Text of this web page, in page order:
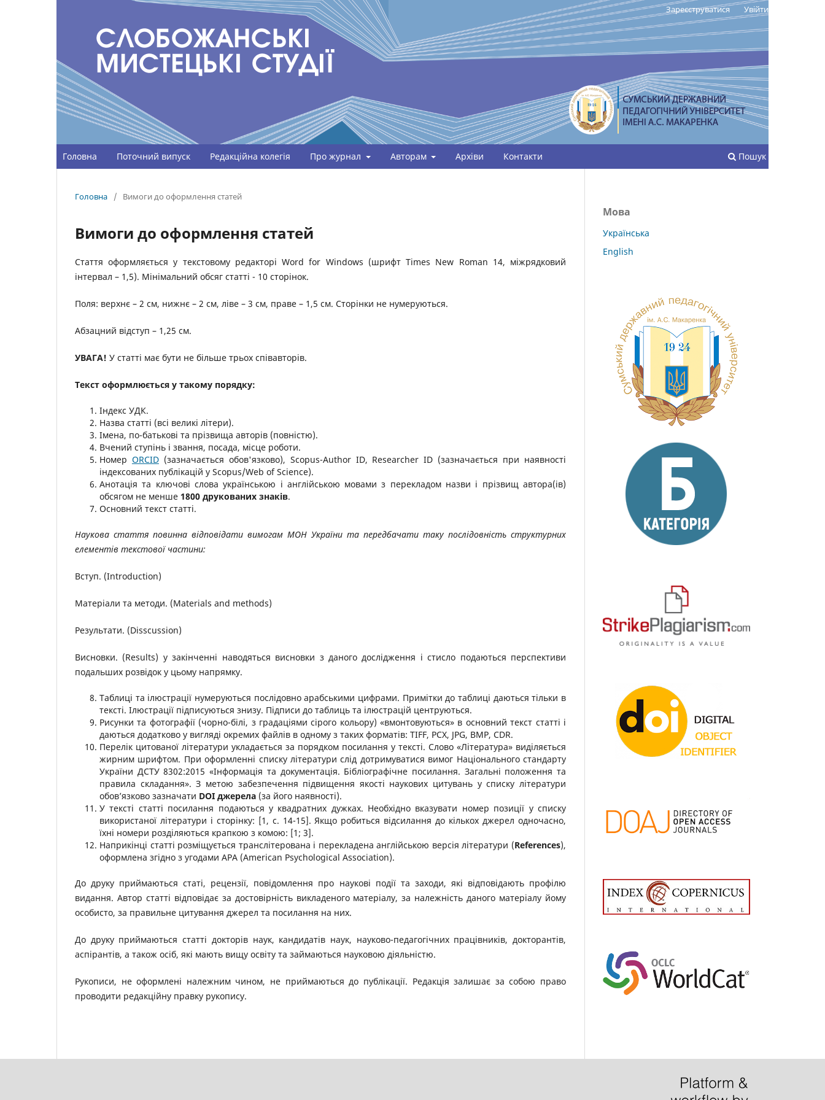
Головна Поточний випуск Редакційна колегія Про журнал Авторам Архіви Контакти Пошук
Зареєструватися Увійти
Головна / Вимоги до оформлення статей
Вимоги до оформлення статей
Стаття оформляється у текстовому редакторі Word for Windows (шрифт Times New Roman 14, міжрядковий
інтервал – 1,5). Мінімальний обсяг статті - 10 сторінок.
Поля: верхнє – 2 cм, нижнє – 2 cм, ліве – 3 cм, праве – 1,5 cм. Сторінки не нумеруються.
Абзацний відступ – 1,25 см.
УВАГА! У статті має бути не більше трьох співавторів.
Текст оформлюється у такому порядку:
Індекс УДК.
Назва статті (всі великі літери).
Імена, по-батькові та прізвища авторів (повністю).
Вчений ступінь і звання, посада, місце роботи.
Номер ORCID(зазначається обов'язково), Scopus-Author ID, Researcher ID (зазначається при наявності
індексованих публікацій у Scopus/Web of Science).
Анотація та ключові слова українською і англійською мовами з перекладом назви і прізвищ автора(ів)
обсягом не менше 1800 друкованих знаків.
Основний текст статті.
Наукова стаття повинна відповідати вимогам МОН України та передбачати таку послідовність структурних
елементів текстової частини:
Вступ. (Introduction)
Матеріали та методи. (Materials and methods)
Результати. (Disscussion)
Висновки. (Results) у закінченні наводяться висновки з даного дослідження і стисло подаються перспективи
подальших розвідок у цьому напрямку.
Таблиці та ілюстрації нумеруються послідовно арабськими цифрами. Примітки до таблиці даються тільки в
тексті. Ілюстрації підписуються знизу. Підписи до таблиць та ілюстрацій центруються.
Рисунки та фотографії (чорно-білі, з градаціями сірого кольору) «вмонтовуються» в основний текст статті і
даються додатково у вигляді окремих файлів в одному з таких форматів: TIFF, PCX, JPG, BMP, CDR.
Перелік цитованої літератури укладається за порядком посилання у тексті. Слово «Література» виділяється
жирним шрифтом. При оформленні списку літератури слід дотримуватися вимог Національного стандарту
України ДСТУ 8302:2015 «Інформація та документація. Бібліографічне посилання. Загальні положення та
правила складання».З метою забезпечення підвищення якості наукових цитувань у списку літератури
обов’язково зазначати DOI джерела (за його наявності).
У тексті статті посилання подаються у квадратних дужках. Необхідно вказувати номер позиції у списку
використаної літератури i сторінку: [1, с. 14-15]. Якщо робиться відсилання до кількох джерел одночасно,
їхні номери розділяються крапкою з комою: [1; 3].
Наприкінці статті розміщується транслітерована і перекладена англійською версія літератури (References),
оформлена згідно з угодами APA (American Psychological Association).
До друку приймаються статі, рецензії, повідомлення про наукові події та заходи, які відповідають профілю
видання. Автор статті відповідає за достовірність викладеного матеріалу, за належність даного матеріалу йому
особисто, за правильне цитування джерел та посилання на них.
До друку приймаються статті докторів наук, кандидатів наук, науково-педагогічних працівників, докторантів,
аспірантів, а також осіб, які мають вищу освіту та займаються науковою діяльністю.
Рукописи, не оформлені належним чином, не приймаються до публікації. Редакція залишає за собою право
проводити редакційну правку рукопису.
Мова
Українська
English